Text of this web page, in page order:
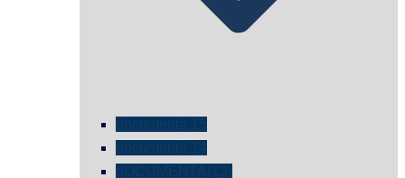
documenta 15
documenta 14
dOCUMENTA(13)